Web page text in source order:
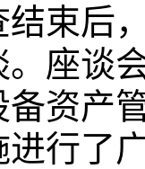
结束后
座谈
资产
行了